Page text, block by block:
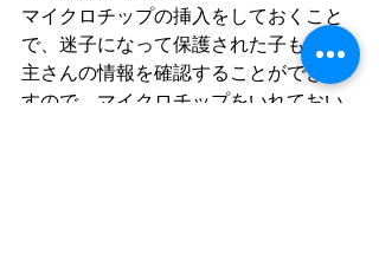
マイクロチップの挿入をしておくこと
で、迷子になって保護された子も飼い
主さんの情報を確認することができま
すので、マイクロチップをいれておい